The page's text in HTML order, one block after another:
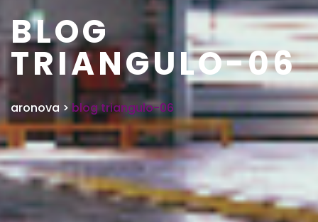
BLOG
TRIANGULO-06
aronova > blog triangulo-06